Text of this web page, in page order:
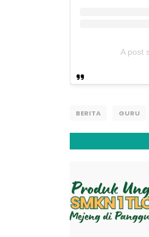
A post
BERITA GURU